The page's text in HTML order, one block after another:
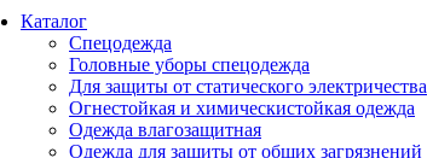
Каталог
Спецодежда
Головные уборы спецодежда
Для защиты от статического электричества
Огнестойкая и химическистойкая одежда
Одежда влагозащитная
Одежда для защиты от общих загрязнений